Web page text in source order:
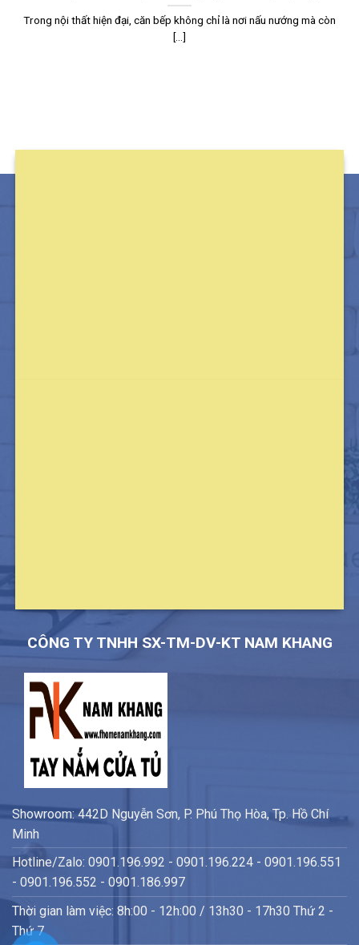
Trong nội thất hiện đại, căn bếp không chỉ là nơi nấu nướng mà còn
[...]
CÔNG TY TNHH SX-TM-DV-KT NAM KHANG
Showroom: 442D Nguyễn Sơn, P. Phú Thọ Hòa, Tp. Hồ Chí
Minh
Hotline/Zalo: 0901.196.992 - 0901.196.224 - 0901.196.551
- 0901.196.552 - 0901.186.997
Thời gian làm việc: 8h:00 - 12h:00 / 13h30 - 17h30 Thứ 2 -
Thứ 7